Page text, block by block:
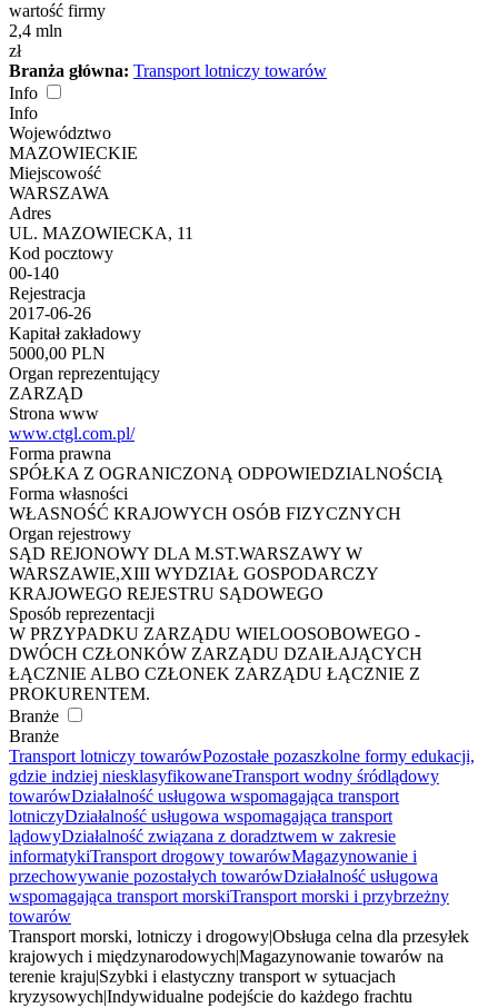
wartość firmy
2,4 mln
zł
Branża główna: Transport lotniczy towarów
Info
Info
Województwo
MAZOWIECKIE
Miejscowość
WARSZAWA
Adres
UL. MAZOWIECKA, 11
Kod pocztowy
00-140
Rejestracja
2017-06-26
Kapitał zakładowy
5000,00 PLN
Organ reprezentujący
ZARZĄD
Strona www
www.ctgl.com.pl/
Forma prawna
SPÓŁKA Z OGRANICZONĄ ODPOWIEDZIALNOŚCIĄ
Forma własności
WŁASNOŚĆ KRAJOWYCH OSÓB FIZYCZNYCH
Organ rejestrowy
SĄD REJONOWY DLA M.ST.WARSZAWY W
WARSZAWIE,XIII WYDZIAŁ GOSPODARCZY
KRAJOWEGO REJESTRU SĄDOWEGO
Sposób reprezentacji
W PRZYPADKU ZARZĄDU WIELOOSOBOWEGO -
DWÓCH CZŁONKÓW ZARZĄDU DZAIŁAJĄCYCH
ŁĄCZNIE ALBO CZŁONEK ZARZĄDU ŁĄCZNIE Z
PROKURENTEM.
Branże
Branże
Transport lotniczy towarówPozostałe pozaszkolne formy edukacji,
gdzie indziej niesklasyfikowaneTransport wodny śródlądowy
towarówDziałalność usługowa wspomagająca transport
lotniczyDziałalność usługowa wspomagająca transport
lądowyDziałalność związana z doradztwem w zakresie
informatykiTransport drogowy towarówMagazynowanie i
przechowywanie pozostałych towarówDziałalność usługowa
wspomagająca transport morskiTransport morski i przybrzeżny
towarów
Transport morski, lotniczy i drogowyObsługa celna dla przesyłek
krajowych i międzynarodowychMagazynowanie towarów na
terenie kraju Szybki i elastyczny transport w sytuacjach
kryzysowychIndywidualne podejście do każdego frachtu